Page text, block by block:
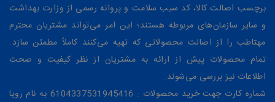
برچسب اصالت کالا، کد سیب سلامت و پروانه رسمی از وزارت بهداشت
و سایر سازمان‌های مربوطه هستند؛ این امر می‌تواند مشتریان محترم
مهتاطب را از اصالت محصولاتی که تهیه می‌کنند کاملاً مطمئن سازد.
تمام محصولات پیش از ارائه به مشتریان از نظر کیفیت و صحت
اطلاعات نیز بررسی می‌شوند.
شماره کارت جهت خرید محصولات : 6104337531945416 به نام رویا